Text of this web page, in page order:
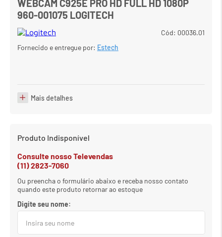
7º emcarrinho
8º emmeetup logitech
9º emcaixa
WEBCAM C925E PRO HD FULL HD 1080P
960-001075 LOGITECH
Cód: 00036.01
Fornecido e entregue por: Estech
Mais detalhes
Produto Indisponível
Consulte nosso Televendas
(11) 2823-7060
Ou preencha o formulário abaixo e receba nosso contato
quando este produto retornar ao estoque